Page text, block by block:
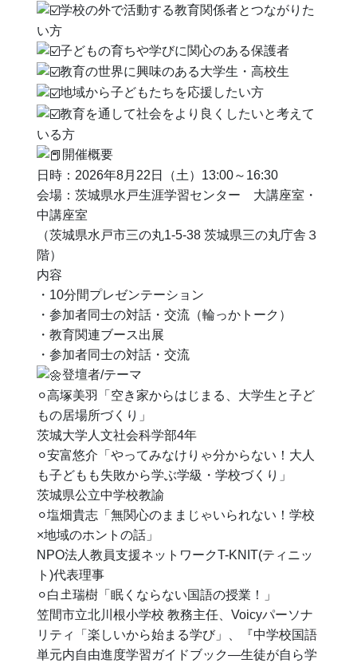
学校の外で活動する教育関係者とつながりた
い方
子どもの育ちや学びに関心のある保護者
教育の世界に興味のある大学生・高校生
地域から子どもたちを応援したい方
教育を通して社会をより良くしたいと考えて
いる方
開催概要
日時：2026年8月22日（土）13:00～16:30
会場：茨城県水戸生涯学習センター 大講座室・
中講座室
（茨城県水戸市三の丸1-5-38 茨城県三の丸庁舎３
階）
内容
・10分間プレゼンテーション
・参加者同士の対話・交流（輪っかトーク）
・教育関連ブース出展
・参加者同士の対話・交流
登壇者/テーマ
⚪︎高塚美羽「空き家からはじまる、大学生と子ど
もの居場所づくり」
茨城大学人文社会科学部4年
⚪︎安富悠介「やってみなけりゃ分からない！大人
も子どもも失敗から学ぶ学級・学校づくり」
茨城県公立中学校教諭
⚪︎塩畑貴志「無関心のままじゃいられない！学校
×地域のホントの話」
NPO法人教員支援ネットワークT-KNIT(ティニッ
ト)代表理事
⚪︎白𡈽瑞樹「眠くならない国語の授業！」
笠間市立北川根小学校 教務主任、Voicyパーソナ
リティ「楽しいから始まる学び」、『中学校国語
単元内自由進度学習ガイドブック―生徒が自ら学